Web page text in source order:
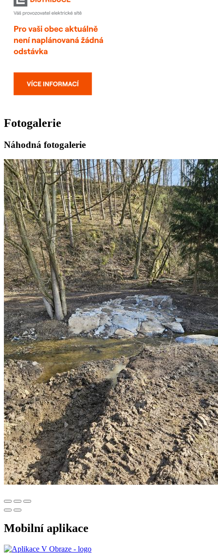
Fotogalerie
Náhodná fotogalerie
Mobilní aplikace